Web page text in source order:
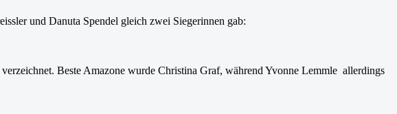
und Danuta Spendel gleich zwei Siegerinnen gab:
Beste Amazone wurde Christina Graf, während Yvonne Lemmle allerdings